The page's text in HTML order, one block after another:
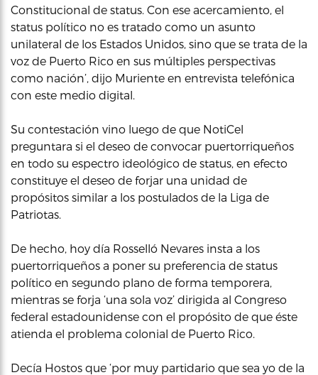
Constitucional de status. Con ese acercamiento, el
status político no es tratado como un asunto
unilateral de los Estados Unidos, sino que se trata de la
voz de Puerto Rico en sus múltiples perspectivas
como nación’, dijo Muriente en entrevista telefónica
con este medio digital.
Su contestación vino luego de que NotiCel
preguntara si el deseo de convocar puertorriqueños
en todo su espectro ideológico de status, en efecto
constituye el deseo de forjar una unidad de
propósitos similar a los postulados de la Liga de
Patriotas.
De hecho, hoy día Rosselló Nevares insta a los
puertorriqueños a poner su preferencia de status
político en segundo plano de forma temporera,
mientras se forja ‘una sola voz’ dirigida al Congreso
federal estadounidense con el propósito de que éste
atienda el problema colonial de Puerto Rico.
Decía Hostos que ‘por muy partidario que sea yo de la